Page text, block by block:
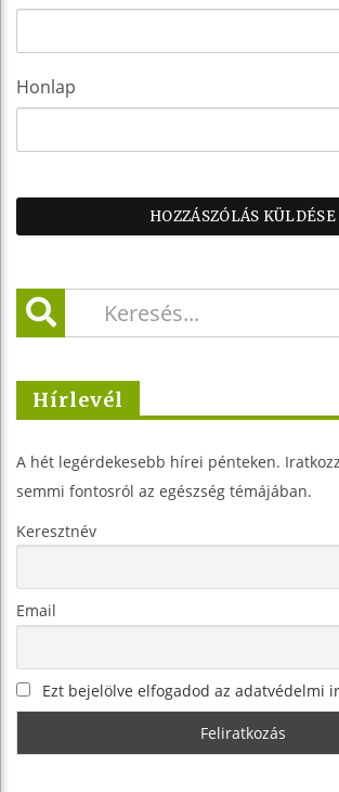
Honlap
Hírlevél
A hét legérdekesebb hírei pénteken.
semmi fontosról az egészség témájában.
Keresztnév
Email
Ezt bejelölve elfogadod az adatvédelmi